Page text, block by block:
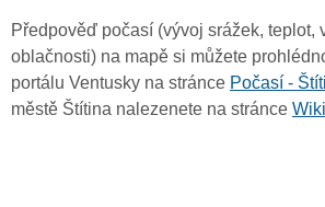
Předpověď počasí (vývoj srážek, teplot,
oblačnosti) na mapě si můžete
portálu Ventusky na stránce Počasí -
městě Štítina nalezenete na stránce